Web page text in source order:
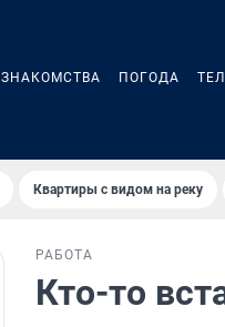
ЗНАКОМСТВА ПОГОДА
Квартиры с видом на реку
РАБОТА
Кто-то